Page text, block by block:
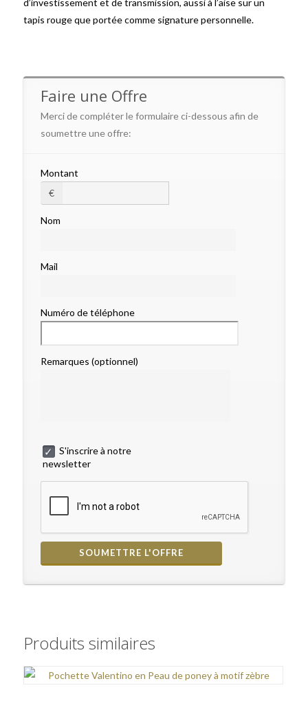
d’investissement et de transmission, aussi à l’aise sur un
tapis rouge que portée comme signature personnelle.
Faire une Offre
Merci de compléter le formulaire ci-dessous afin de
soumettre une offre:
Montant
€
Nom
Mail
Numéro de téléphone
Remarques (optionnel)
S'inscrire à notre
newsletter
Produits similaires